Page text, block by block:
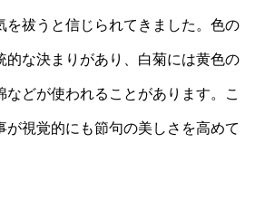
を祓うと信じられてきました。色の
的な決まりがあり、白菊には黄色の
などが使われることがあります。こ
が視覚的にも節句の美しさを高めて